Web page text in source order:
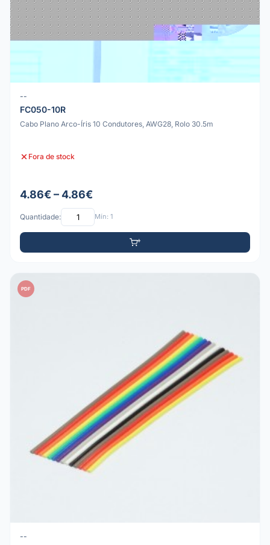
--
FC050-10R
Cabo Plano Arco-Íris 10 Condutores, AWG28, Rolo 30.5m
Fora de stock
4.86€ – 4.86€
Quantidade: Mín: 1
PDF
--